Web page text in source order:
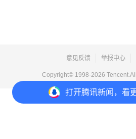
打开腾讯新闻，看
意见反馈 举报中心
Copyright© 1998-2026